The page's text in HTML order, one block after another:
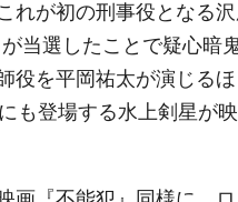
れが初の刑事役となる
当選したことで疑心暗
役を平岡祐太が演じるほ
も登場する水上剣星が映